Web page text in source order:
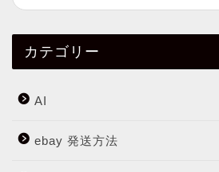
カテゴリー
AI
ebay 発送方法